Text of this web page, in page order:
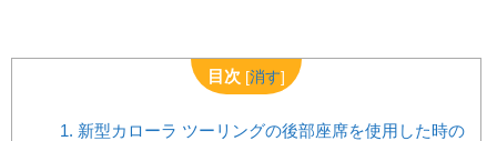
目次 [消す]
1. 新型カローラ ツーリングの後部座席を使用した時の